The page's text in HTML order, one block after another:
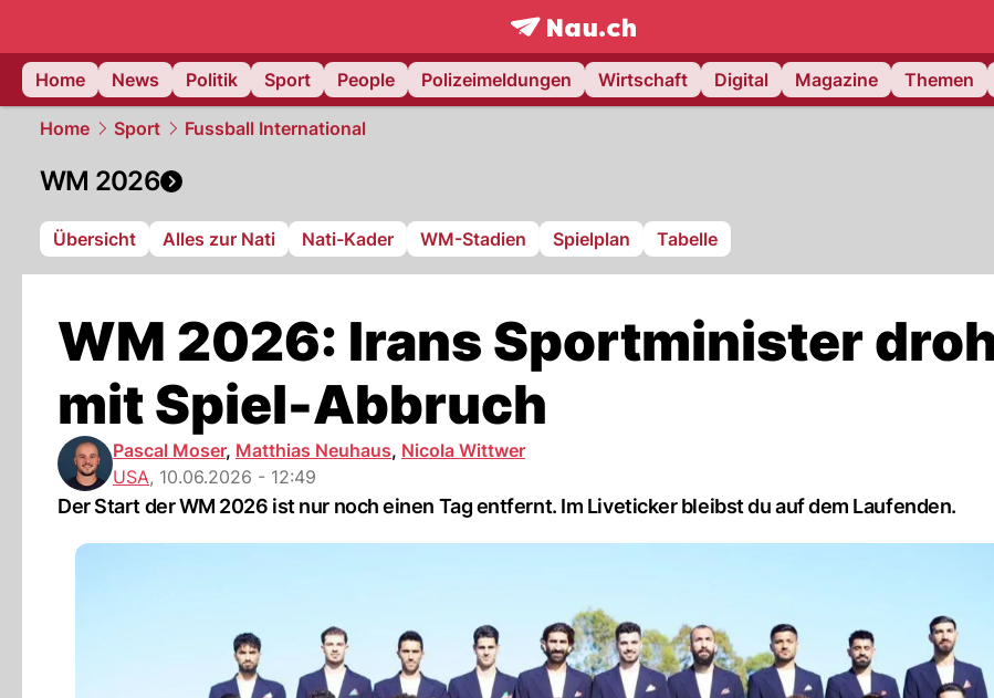
frontpage.NAU.ch
Home
News Politik Sport People Polizeimeldungen Wirtschaft Digital Magazine Themen
Home Sport Fussball International
WM 2026
Übersicht Alles zur Nati Nati-Kader WM-Stadien Spielplan Tabelle
WM 2026: Irans Sportminister
mit Spiel-Abbruch
Pascal Moser, Matthias Neuhaus, Nicola Wittwer
USA, 10.06.2026 - 12:49
Der Start der WM 2026 ist nur noch einen Tag entfernt. Im Liveticker bleibst du auf dem Laufenden.